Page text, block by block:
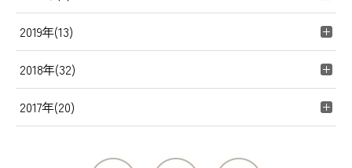
2019年(13)
2018年(32)
2017年(20)